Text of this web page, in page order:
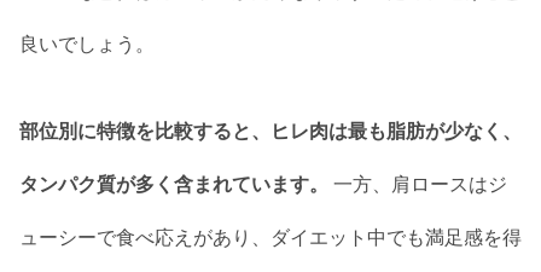
良いでしょう。
部位別に特徴を比較すると、ヒレ肉は最も脂肪が少なく、
タンパク質が多く含まれています。 一方、肩ロースはジ
ューシーで食べ応えがあり、ダイエット中でも満足感を得